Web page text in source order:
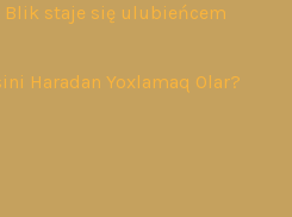
Blik staje się ulubieńcem
Haradan Yoxlamaq Olar?